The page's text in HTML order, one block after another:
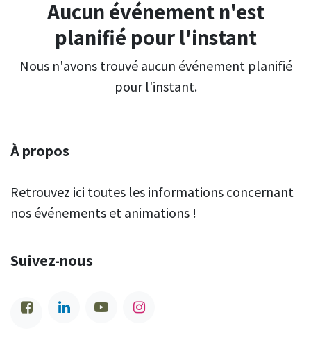
Aucun événement n'est
planifié pour l'instant
Nous n'avons trouvé aucun événement planifié
pour l'instant.
À propos
Retrouvez ici toutes les informations concernant
nos événements et animations !
Suivez-nous